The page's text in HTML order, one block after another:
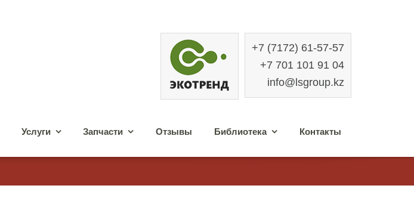
+7 (7172) 61-57-57
+7 701 101 91 04
info@lsgroup.kz
Услуги Запчасти Отзывы Библиотека Контакты